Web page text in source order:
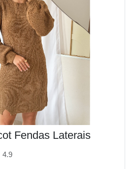
Fendas Laterais
4.9